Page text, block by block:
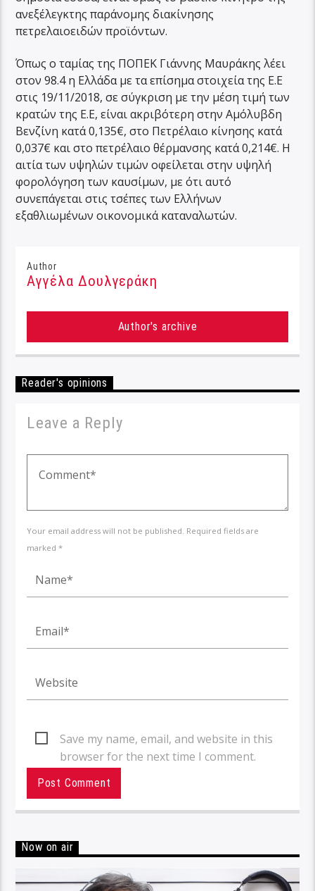
ανεξέλεγκτης παράνομης διακίνησης
πετρελαιοειδών προϊόντων.
Όπως ο ταμίας της ΠΟΠΕΚ Γιάννης Μαυράκης λέει
στον 98.4 η Ελλάδα με τα επίσημα στοιχεία της Ε.Ε
στις 19/11/2018, σε σύγκριση με την μέση τιμή των
κρατών της Ε.Ε, είναι ακριβότερη στην Αμόλυβδη
Βενζίνη κατά 0,135€, στο Πετρέλαιο κίνησης κατά
0,037€ και στο πετρέλαιο θέρμανσης κατά 0,214€. Η
αιτία των υψηλών τιμών οφείλεται στην υψηλή
φορολόγηση των καυσίμων, με ότι αυτό
συνεπάγεται στις τσέπες των Ελλήνων
εξαθλιωμένων οικονομικά καταναλωτών.
Author
Αγγέλα Δουλγεράκη
Author's archive
Reader's opinions
Leave a Reply
Your email address will not be published. Required fields are
marked *
Save my name, email, and website in this
browser for the next time I comment.
Now on air